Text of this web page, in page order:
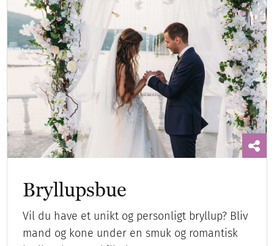
Bryllupsbue
Vil du have et unikt og personligt bryllup? Bliv
mand og kone under en smuk og romantisk